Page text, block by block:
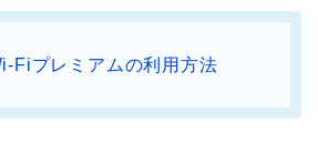
Fiプレミアムの利用方法